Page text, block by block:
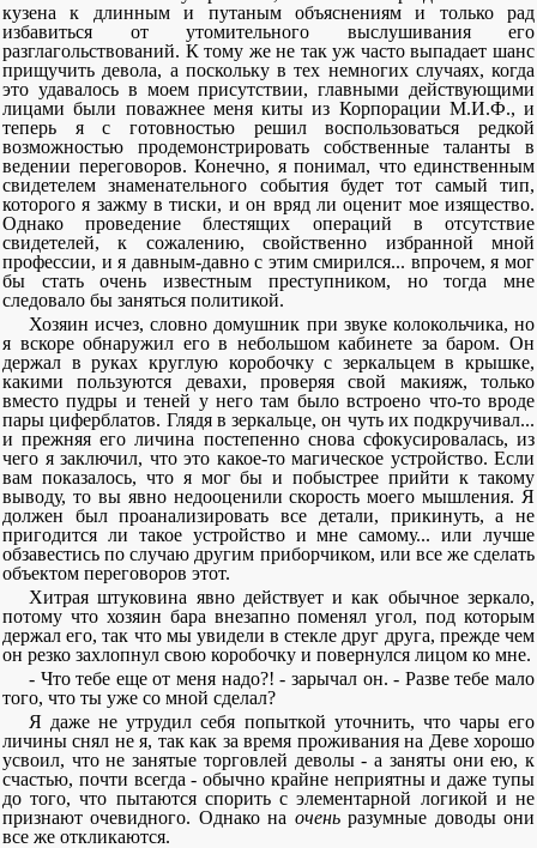
кузена к длинным и путаным объяснениям и только рад
избавиться от утомительного выслушивания его
разглагольствований. К тому же не так уж часто выпадает шанс
прищучить девола, а поскольку в тех немногих случаях, когда
это удавалось в моем присутствии, главными действующими
лицами были поважнее меня киты из Корпорации М.И.Ф., и
теперь я с готовностью решил воспользоваться редкой
возможностью продемонстрировать собственные таланты в
ведении переговоров. Конечно, я понимал, что единственным
свидетелем знаменательного события будет тот самый тип,
которого я зажму в тиски, и он вряд ли оценит мое изящество.
Однако проведение блестящих операций в отсутствие
свидетелей, к сожалению, свойственно избранной мной
профессии, и я давным-давно с этим смирился... впрочем, я мог
бы стать очень известным преступником, но тогда мне
следовало бы заняться политикой.
Хозяин исчез, словно домушник при звуке колокольчика, но
я вскоре обнаружил его в небольшом кабинете за баром. Он
держал в руках круглую коробочку с зеркальцем в крышке,
какими пользуются девахи, проверяя свой макияж, только
вместо пудры и теней у него там было встроено что-то вроде
пары циферблатов. Глядя в зеркальце, он чуть их подкручивал...
и прежняя его личина постепенно снова сфокусировалась, из
чего я заключил, что это какое-то магическое устройство. Если
вам показалось, что я мог бы и побыстрее прийти к такому
выводу, то вы явно недооценили скорость моего мышления. Я
должен был проанализировать все детали, прикинуть, а не
пригодится ли такое устройство и мне самому... или лучше
обзавестись по случаю другим приборчиком, или все же сделать
объектом переговоров этот.
Хитрая штуковина явно действует и как обычное зеркало,
потому что хозяин бара внезапно поменял угол, под которым
держал его, так что мы увидели в стекле друг друга, прежде чем
он резко захлопнул свою коробочку и повернулся лицом ко мне.
- Что тебе еще от меня надо?! - зарычал он. - Разве тебе мало
того, что ты уже со мной сделал?
Я даже не утрудил себя попыткой уточнить, что чары его
личины снял не я, так как за время проживания на Деве хорошо
усвоил, что не занятые торговлей деволы - а заняты они ею, к
счастью, почти всегда - обычно крайне неприятны и даже тупы
до того, что пытаются спорить с элементарной логикой и не
признают очевидного. Однако на оченьразумные доводы они
все же откликаются.